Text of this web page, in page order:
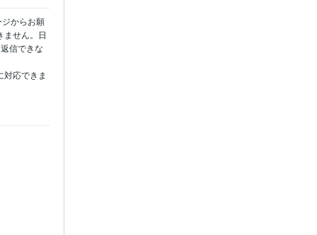
からお願
ません。日
信できな
応できま